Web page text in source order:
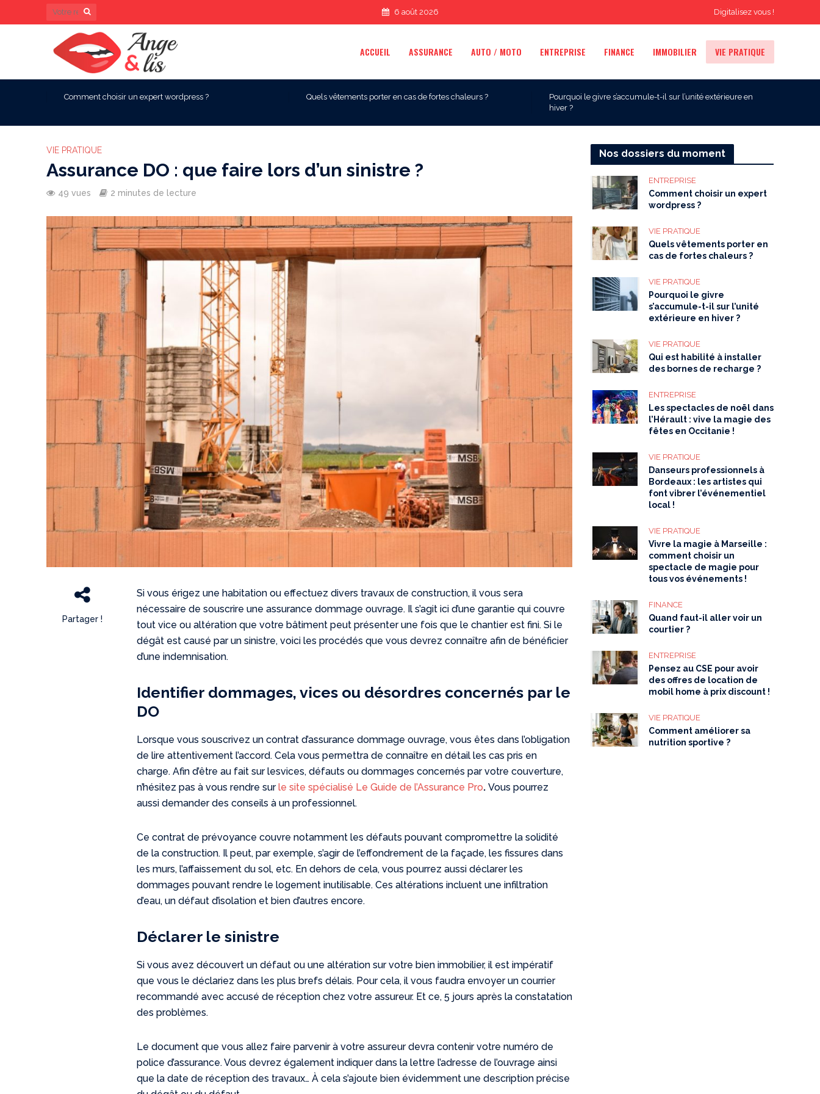
Digitalisez vous !
6 août 2026
ACCUEIL ASSURANCE AUTO / MOTO ENTREPRISE FINANCE IMMOBILIER VIE PRATIQUE
Comment choisir un expert wordpress ? Quels vêtements porter en cas de fortes chaleurs ?
Pourquoi le givre s’accumule-t-il sur l’unité extérieure en
hiver ?
VIE PRATIQUE
Assurance DO : que faire lors d’un sinistre ?
49 vues 2 minutes de lecture
Partager !
Si vous érigez une habitation ou effectuez divers travaux de construction, il vous sera
nécessaire de souscrire une assurance dommage ouvrage. Il s’agit ici d’une garantie qui couvre
tout vice ou altération que votre bâtiment peut présenter une fois que le chantier est fini. Si le
dégât est causé par un sinistre, voici les procédés que vous devrez connaître afin de bénéficier
d’une indemnisation.
Identifier dommages, vices ou désordres concernés par le
DO
Lorsque vous souscrivez un contrat d’assurance dommage ouvrage, vous êtes dans l’obligation
de lire attentivement l’accord. Cela vous permettra de connaître en détail les cas pris en
charge. Afin d’être au fait sur lesvices, défauts ou dommages concernés par votre couverture,
n’hésitez pas à vous rendre surle site spécialisé Le Guide de l’Assurance Pro.Vous pourrez
aussi demander des conseils à un professionnel.
Ce contrat de prévoyance couvre notamment les défauts pouvant compromettre la solidité
de la construction. Il peut, par exemple, s’agir de l’effondrement de la façade, les fissures dans
les murs, l’affaissement du sol, etc. En dehors de cela, vous pourrez aussi déclarer les
dommages pouvant rendre le logement inutilisable. Ces altérations incluent une infiltration
d’eau, un défaut d’isolation et bien d’autres encore.
Déclarer le sinistre
Si vous avez découvert un défaut ou une altération sur votre bien immobilier, il est impératif
que vous le déclariez dans les plus brefs délais. Pour cela, il vous faudra envoyer un courrier
recommandé avec accusé de réception chez votre assureur. Et ce, 5 jours après la constatation
des problèmes.
Le document que vous allez faire parvenir à votre assureur devra contenir votre numéro de
police d’assurance. Vous devrez également indiquer dans la lettre l’adresse de l’ouvrage ainsi
que la date de réception des travaux… À cela s’ajoute bien évidemment une description précise
Nos dossiers du moment
ENTREPRISE
Comment choisir un expert
wordpress ?
VIE PRATIQUE
Quels vêtements porter en
cas de fortes chaleurs ?
VIE PRATIQUE
Pourquoi le givre
s’accumule-t-il sur l’unité
extérieure en hiver ?
VIE PRATIQUE
Qui est habilité à installer
des bornes de recharge ?
ENTREPRISE
Les spectacles de noël dans
l’Hérault : vive la magie des
fêtes en Occitanie !
VIE PRATIQUE
Danseurs professionnels à
Bordeaux : les artistes qui
font vibrer l’événementiel
local !
VIE PRATIQUE
Vivre la magie à Marseille :
comment choisir un
spectacle de magie pour
tous vos événements !
FINANCE
Quand faut-il aller voir un
courtier ?
ENTREPRISE
Pensez au CSE pour avoir
des offres de location de
mobil home à prix discount !
VIE PRATIQUE
Comment améliorer sa
nutrition sportive ?